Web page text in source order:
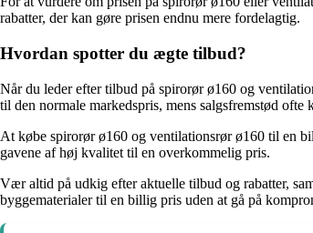
rabatter, der kan gøre prisen endnu mere fordelagtig.
Hvordan spotter du ægte tilbud?
Når du leder efter tilbud på spirorør ø160 og
til den normale markedspris, mens salgsfremstød
At købe spirorør ø160 og ventilationsrør ø160 til en
gavene af høj kvalitet til en overkommelig pris.
Vær altid på udkig efter aktuelle tilbud og rabatter,
byggematerialer til en billig pris uden at gå på